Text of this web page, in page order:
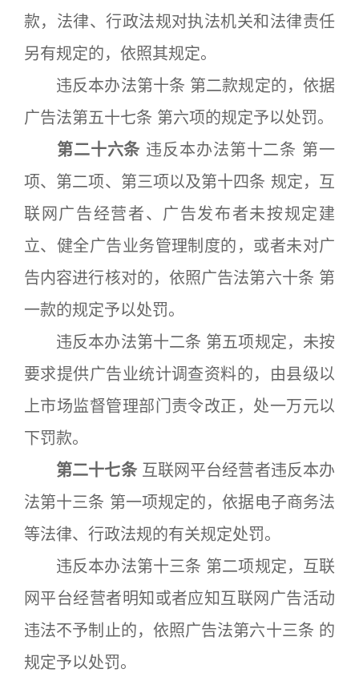
款，法律、行政法规对执法机关和法律责任
另有规定的，依照其规定。
违反本办法第十条 第二款规定的，依据
广告法第五十七条 第六项的规定予以处罚。
第二十六条 违反本办法第十二条 第一
项、第二项、第三项以及第十四条 规定，互
联网广告经营者、广告发布者未按规定建
立、健全广告业务管理制度的，或者未对广
告内容进行核对的，依照广告法第六十条 第
一款的规定予以处罚。
违反本办法第十二条 第五项规定，未按
要求提供广告业统计调查资料的，由县级以
上市场监督管理部门责令改正，处一万元以
下罚款。
第二十七条互联网平台经营者违反本办
法第十三条 第一项规定的，依据电子商务法
等法律、行政法规的有关规定处罚。
违反本办法第十三条 第二项规定，互联
网平台经营者明知或者应知互联网广告活动
违法不予制止的，依照广告法第六十三条 的
规定予以处罚。